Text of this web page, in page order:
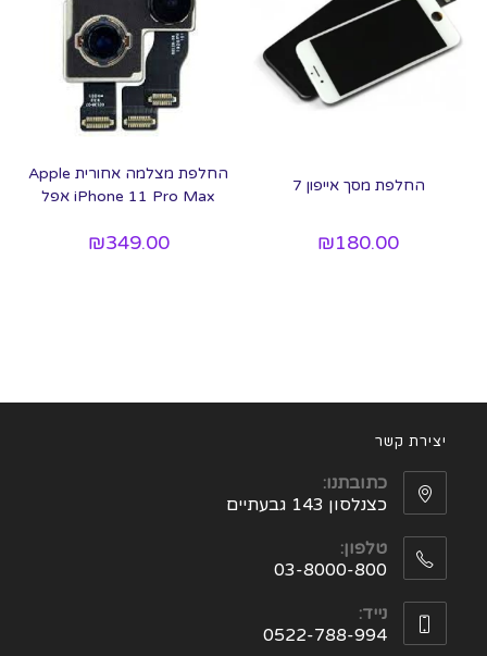
החלפת מסך אייפון 7
₪180.00
החלפת מצלמה אחורית Apple
iPhone 11 Pro Max אפל
₪349.00
יצירת קשר
כתובתנו:
כצנלסון 143 גבעתיים
טלפון:
03-8000-800
נייד:
0522-788-994